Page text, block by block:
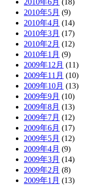
2010年6月 (18)
2010年5月 (9)
2010年4月 (14)
2010年3月 (17)
2010年2月 (12)
2010年1月 (9)
2009年12月 (11)
2009年11月 (10)
2009年10月 (13)
2009年9月 (10)
2009年8月 (13)
2009年7月 (12)
2009年6月 (17)
2009年5月 (12)
2009年4月 (9)
2009年3月 (14)
2009年2月 (8)
2009年1月 (13)